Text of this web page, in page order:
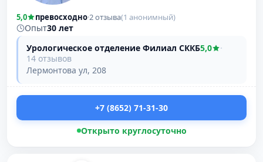
5,0 превосходно·2 отзыва(1 анонимный)
Опыт30 лет
Урологическое отделение Филиал СККБ5,0
·
14 отзывов
Лермонтова ул, 208
+7 (8652) 71-31-30
Открыто круглосуточно